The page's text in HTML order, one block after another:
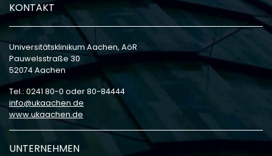
KONTAKT
Universitätsklinikum Aachen, AöR
Pauwelsstraße 30
52074 Aachen
Tel.: 0241 80-0 oder 80-84444
info
ukaachen de
www.ukaachen.de
UNTERNEHMEN